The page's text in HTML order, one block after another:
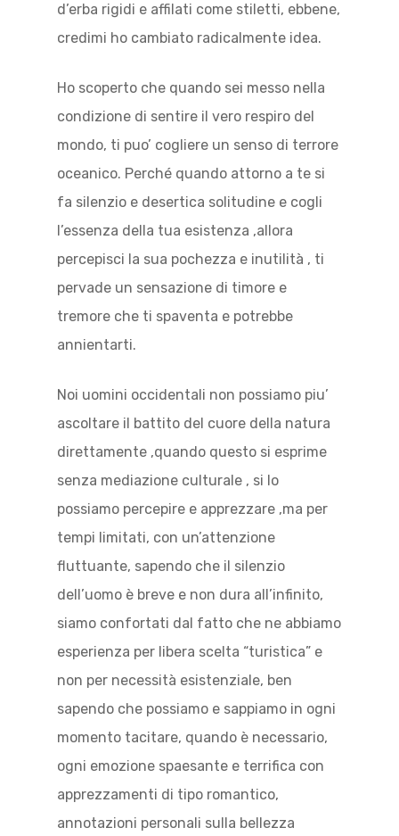
d’erba rigidi e affilati come stiletti, ebbene,
credimi ho cambiato radicalmente idea.
Ho scoperto che quando sei messo nella
condizione di sentire il vero respiro del
mondo, ti puo’ cogliere un senso di terrore
oceanico. Perché quando attorno a te si
fa silenzio e desertica solitudine e cogli
l’essenza della tua esistenza ,allora
percepisci la sua pochezza e inutilità , ti
pervade un sensazione di timore e
tremore che ti spaventa e potrebbe
annientarti.
Noi uomini occidentali non possiamo piu’
ascoltare il battito del cuore della natura
direttamente ,quando questo si esprime
senza mediazione culturale , si lo
possiamo percepire e apprezzare ,ma per
tempi limitati, con un’attenzione
fluttuante, sapendo che il silenzio
dell’uomo è breve e non dura all’infinito,
siamo confortati dal fatto che ne abbiamo
esperienza per libera scelta “turistica” e
non per necessità esistenziale, ben
sapendo che possiamo e sappiamo in ogni
momento tacitare, quando è necessario,
ogni emozione spaesante e terrifica con
apprezzamenti di tipo romantico,
annotazioni personali sulla bellezza